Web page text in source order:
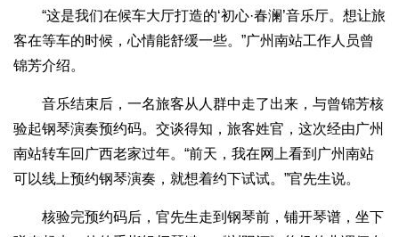
“这是我们在候车大厅打造的‘初心·春澜’音乐厅。想让旅
客在等车的时候，心情能舒缓一些。”广州南站工作人员曾
锦芳介绍。
音乐结束后，一名旅客从人群中走了出来，与曾锦芳核
验起钢琴演奏预约码。交谈得知，旅客姓官，这次经由广州
南站转车回广西老家过年。“前天，我在网上看到广州南站
可以线上预约钢琴演奏，就想着约下试试。”官先生说。
核验完预约码后，官先生走到钢琴前，铺开琴谱，坐下